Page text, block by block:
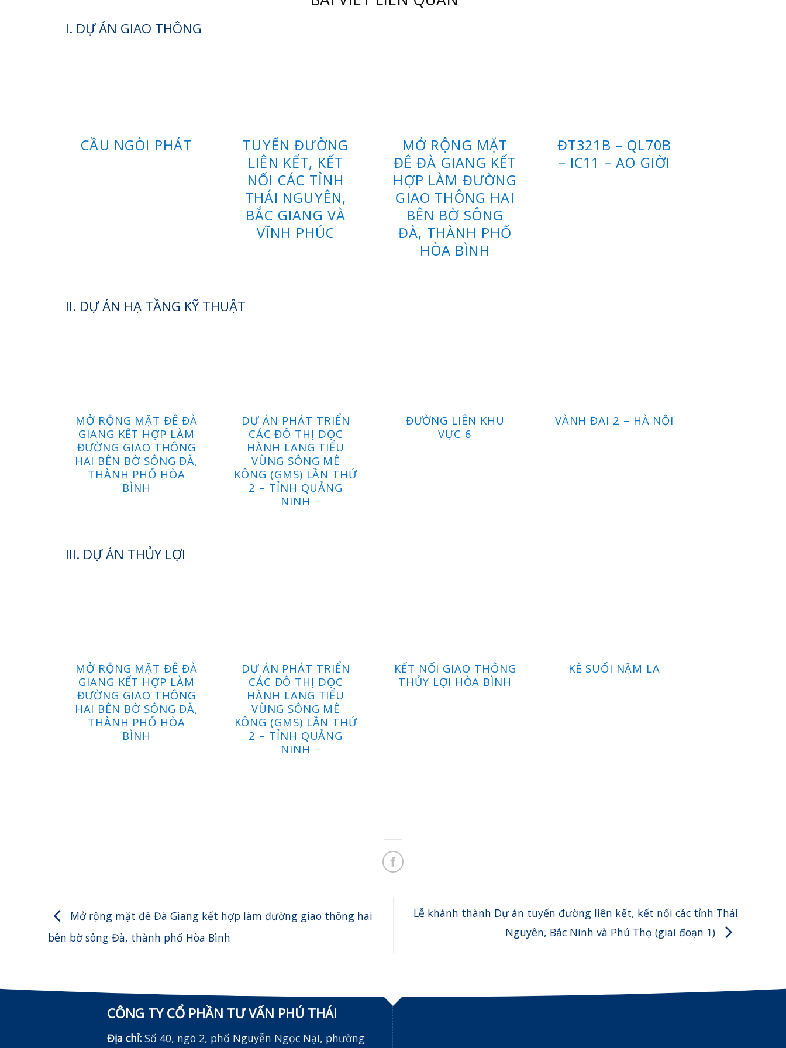
I. DỰ ÁN GIAO THÔNG
CẦU NGÒI PHÁT
TUYẾN ĐƯỜNG
LIÊN KẾT, KẾT
NỐI CÁC TỈNH
THÁI NGUYÊN,
BẮC GIANG VÀ
VĨNH PHÚC
MỞ RỘNG MẶT
ĐÊ ĐÀ GIANG KẾT
HỢP LÀM ĐƯỜNG
GIAO THÔNG HAI
BÊN BỜ SÔNG
ĐÀ, THÀNH PHỐ
HÒA BÌNH
ĐT321B – QL70B
– IC11 – AO GIỜI
II. DỰ ÁN HẠ TẦNG KỸ THUẬT
MỞ RỘNG MẶT ĐÊ ĐÀ
GIANG KẾT HỢP LÀM
ĐƯỜNG GIAO THÔNG
HAI BÊN BỜ SÔNG ĐÀ,
THÀNH PHỐ HÒA
BÌNH
DỰ ÁN PHÁT TRIỂN
CÁC ĐÔ THỊ DỌC
HÀNH LANG TIỂU
VÙNG SÔNG MÊ
KÔNG (GMS) LẦN THỨ
2 – TỈNH QUẢNG
NINH
ĐƯỜNG LIÊN KHU
VỰC 6
VÀNH ĐAI 2 – HÀ NỘI
III. DỰ ÁN THỦY LỢI
MỞ RỘNG MẶT ĐÊ ĐÀ
GIANG KẾT HỢP LÀM
ĐƯỜNG GIAO THÔNG
HAI BÊN BỜ SÔNG ĐÀ,
THÀNH PHỐ HÒA
BÌNH
DỰ ÁN PHÁT TRIỂN
CÁC ĐÔ THỊ DỌC
HÀNH LANG TIỂU
VÙNG SÔNG MÊ
KÔNG (GMS) LẦN THỨ
2 – TỈNH QUẢNG
NINH
KẾT NỐI GIAO THÔNG
THỦY LỢI HÒA BÌNH
KÈ SUỐI NẶM LA
Mở rộng mặt đê Đà Giang kết hợp làm đường giao thông hai
bên bờ sông Đà, thành phố Hòa Bình
Lễ khánh thành Dự án tuyến đường liên kết, kết nối các tỉnh Thái
Nguyên, Bắc Ninh và Phú Thọ (giai đoạn 1)
CÔNG TY CỔ PHẦN TƯ VẤN PHÚ THÁI
Địa chỉ: Số 40, ngõ 2, phố Nguyễn Ngọc Nại, phường